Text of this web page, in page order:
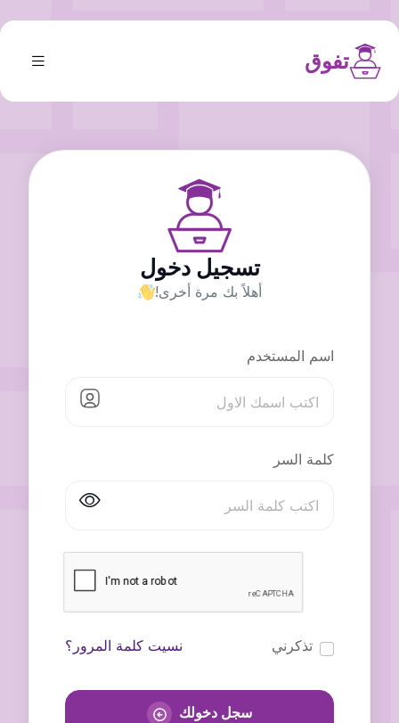
تفوق
تسجيل دخول
أهلاً بك مرة أخرى!
اسم المستخدم
كلمة السر
تذكرني نسيت كلمة المرور؟
سجل دخولك